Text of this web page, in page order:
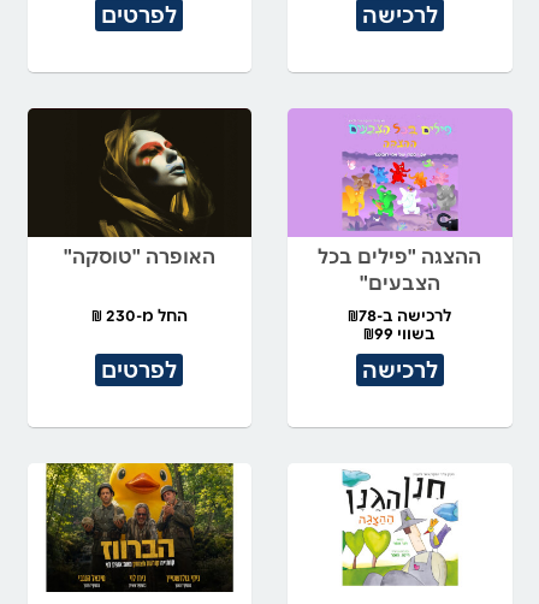
לרכישה לפרטים
ההצגה "פילים בכל
הצבעים"
לרכישה ב-₪78
בשווי ₪99
לרכישה
האופרה "טוסקה"
החל מ-230 ₪
לפרטים